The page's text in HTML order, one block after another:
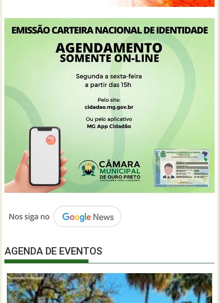
AGENDA DE EVENTOS